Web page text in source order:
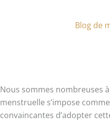
Blog de
Nous sommes nombreuses
menstruelle s’impose
convaincantes d’adopter